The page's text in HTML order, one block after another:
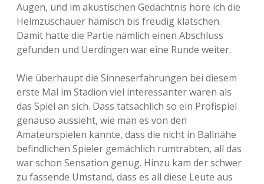
Augen, und im akustischen Gedächtnis höre ich die
Heimzuschauer hämisch bis freudig klatschen.
Damit hatte die Partie nämlich einen Abschluss
gefunden und Uerdingen war eine Runde weiter.
Wie überhaupt die Sinneserfahrungen bei diesem
erste Mal im Stadion viel interessanter waren als
das Spiel an sich. Dass tatsächlich so ein Profispiel
genauso aussieht, wie man es von den
Amateurspielen kannte, dass die nicht in Ballnähe
befindlichen Spieler gemächlich rumtrabten, all das
war schon Sensation genug. Hinzu kam der schwer
zu fassende Umstand, dass es all diese Leute aus